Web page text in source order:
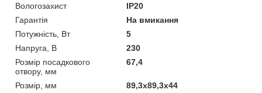
Вологозахист
IP20
Гарантія
На вмикання
Потужність, Вт
5
Напруга, В
230
Розмір посадкового
отвору, мм
67,4
Розмір, мм
89,3х89,3х44